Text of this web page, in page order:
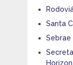
Santa
Sebrae